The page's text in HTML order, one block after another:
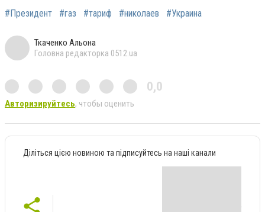
#Президент #газ #тариф #николаев #Украина
Ткаченко Альона
Головна редакторка 0512.ua
0,0
Авторизируйтесь, чтобы оценить
Діліться цією новиною та підписуйтесь на наші канали